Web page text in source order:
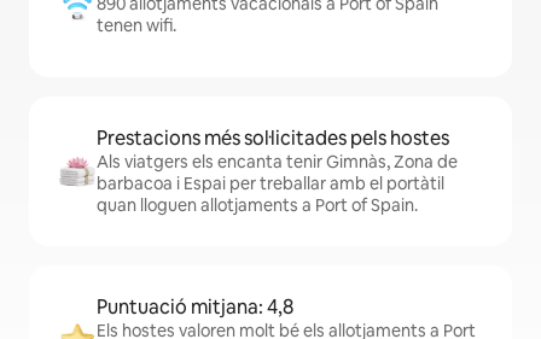
tenen wifi.
Prestacions més sol·licitades pels hostes
Als viatgers els encanta tenir Gimnàs, Zona de
barbacoa i Espai per treballar amb el portàtil
quan lloguen allotjaments a Port of Spain.
Puntuació mitjana: 4,8
Els hostes valoren molt bé els allotjaments a Port